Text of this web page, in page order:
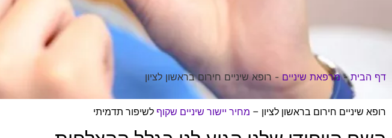
דף הבית-מרפאת שיניים-רופא שיניים חירום בראשון לציון
רופא שיניים חירום בראשון לציון – מחיר יישור שיניים שקוף לשיפור תדמיתי